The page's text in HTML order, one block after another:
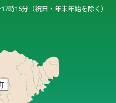
時15分（祝日・年末年始を除く）